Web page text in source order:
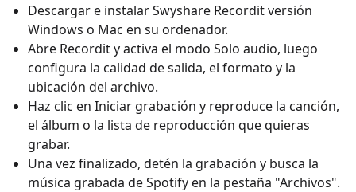
Descargar e instalar Swyshare Recordit versión
Windows o Mac en su ordenador.
Abre Recordit y activa el modo Solo audio, luego
configura la calidad de salida, el formato y la
ubicación del archivo.
Haz clic en Iniciar grabación y reproduce la canción,
el álbum o la lista de reproducción que quieras
grabar.
Una vez finalizado, detén la grabación y busca la
música grabada de Spotify en la pestaña "Archivos".